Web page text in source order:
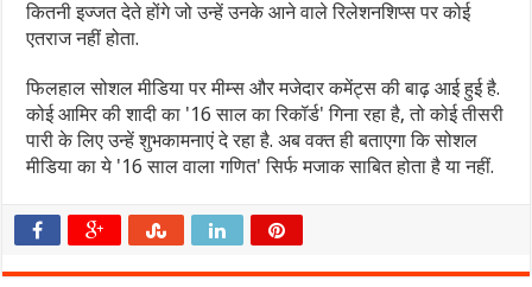
कितनी इज्जत देते होंगे जो उन्हें उनके आने वाले रिलेशनशिप्स पर कोई
एतराज नहीं होता.
फिलहाल सोशल मीडिया पर मीम्स और मजेदार कमेंट्स की बाढ़ आई हुई है.
कोई आमिर की शादी का '16 साल का रिकॉर्ड' गिना रहा है, तो कोई तीसरी
पारी के लिए उन्हें शुभकामनाएं दे रहा है. अब वक्त ही बताएगा कि सोशल
मीडिया का ये '16 साल वाला गणित' सिर्फ मजाक साबित होता है या नहीं.